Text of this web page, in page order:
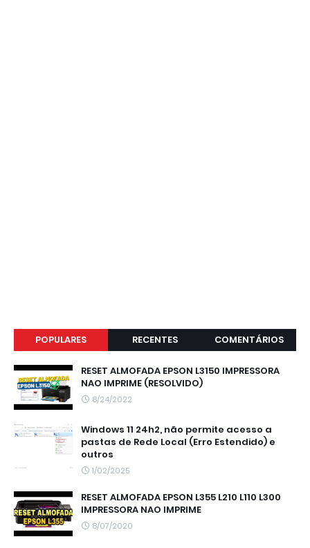
POPULARES RECENTES COMENTÁRIOS
RESET ALMOFADA EPSON L3150 IMPRESSORA
NAO IMPRIME (RESOLVIDO)
8/24/2022
Windows 11 24h2, não permite acesso a
pastas de Rede Local (Erro Estendido) e
outros
1/02/2025
RESET ALMOFADA EPSON L355 L210 L110 L300
IMPRESSORA NAO IMPRIME
8/07/2020